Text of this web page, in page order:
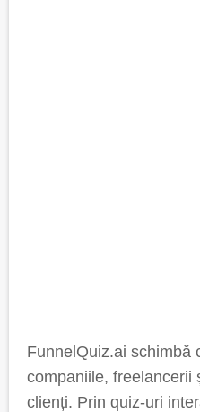
FunnelQuiz.ai schimbă
companiile, freelancerii
clienți. Prin quiz-uri